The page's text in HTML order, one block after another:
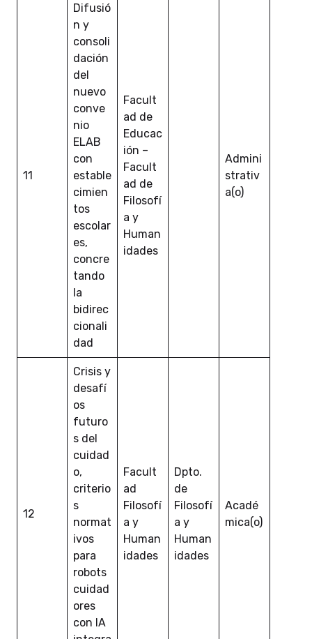
11
Difusió
n y
consoli
dación
del
nuevo
conve
nio
ELAB
con
estable
cimien
tos
escolar
es,
concre
tando
la
bidirec
cionali
dad
Facult
ad de
Educac
ión –
Facult
ad de
Filosofí
a y
Human
idades
Admini
strativ
a(o)
12
Crisis y
desafí
os
futuro
s del
cuidad
o,
criterio
s
normat
ivos
para
robots
cuidad
ores
con IA
Facult
ad
Filosofí
a y
Human
idades
Dpto.
de
Filosofí
a y
Human
idades
Acadé
mica(o)